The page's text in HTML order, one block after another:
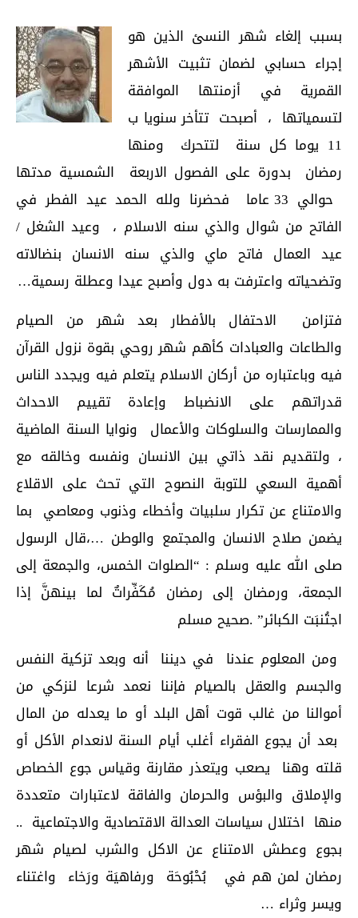
بسبب إلغاء شهر النسئ الذين هو
إجراء حسابي لضمان تثبيت الأشهر
القمرية في أزمنتها الموافقة
لتسمياتها ، أصبحت تتأخر سنويا ب
11 يوما كل سنة لتتحرك ومنها
رمضان بدورة على الفصول الاربعة الشمسية مدتها
حوالي 33 عاما فحضرنا ولله الحمد عيد الفطر في
الفاتح من شوال والذي سنه الاسلام ، وعيد الشغل /
عيد العمال فاتح ماي والذي سنه الانسان بنضالاته
وتضحياته واعترفت به دول وأصبح عيدا وعطلة رسمية…
فتزامن الاحتفال بالأفطار بعد شهر من الصيام
والطاعات والعبادات كأهم شهر روحي بقوة نزول القرآن
فيه وباعتباره من أركان الاسلام يتعلم فيه ويجدد الناس
قدراتهم على الانضباط وإعادة تقييم الاحداث
والممارسات والسلوكات والأعمال ونوايا السنة الماضية
، ولتقديم نقد ذاتي بين الانسان ونفسه وخالقه مع
أهمية السعي للتوبة النصوح التي تحث على الاقلاع
والامتناع عن تكرار سلبيات وأخطاء وذنوب ومعاصي بما
يضمن صلاح الانسان والمجتمع والوطن …،قال الرسول
صلى الله عليه وسلم : “الصلوات الخمس، والجمعة إلى
الجمعة، ورمضان إلى رمضان مُكَفِّراتٌ لما بينهنَّ إذا
اجتُنبَت الكبائر” .صحيح مسلم
ومن المعلوم عندنا في ديننا أنه وبعد تزكية النفس
والجسم والعقل بالصيام فإننا نعمد شرعا لنزكي من
أموالنا من غالب قوت أهل البلد أو ما يعدله من المال
بعد أن يجوع الفقراء أغلب أيام السنة لانعدام الأكل أو
قلته وهنا يصعب ويتعذر مقارنة وقياس جوع الخصاص
والإملاق والبؤس والحرمان والفاقة لاعتبارات متعددة
منها اختلال سياسات العدالة الاقتصادية والاجتماعية ..
بجوع وعطش الامتناع عن الاكل والشرب لصيام شهر
رمضان لمن هم في بُحْبُوحَة ورفاهيَة ورَخاء واغتناء
ويسر وثراء …